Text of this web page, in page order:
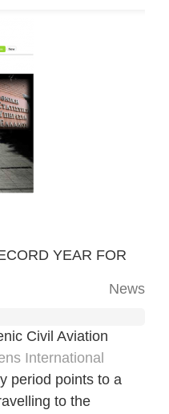
YEAR FOR
News
Civil Aviation
International
period points to a
to the